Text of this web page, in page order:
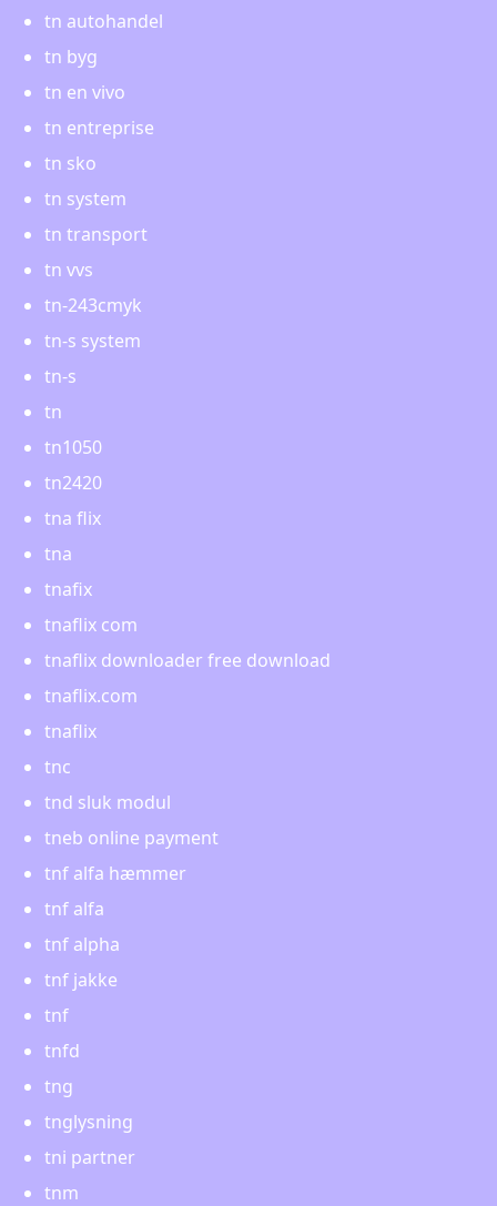
tn autohandel
tn byg
tn en vivo
tn entreprise
tn sko
tn system
tn transport
tn vvs
tn-243cmyk
tn-s system
tn-s
tn
tn1050
tn2420
tna flix
tna
tnafix
tnaflix com
tnaflix downloader free download
tnaflix.com
tnaflix
tnc
tnd sluk modul
tneb online payment
tnf alfa hæmmer
tnf alfa
tnf alpha
tnf jakke
tnf
tnfd
tng
tnglysning
tni partner
tnm